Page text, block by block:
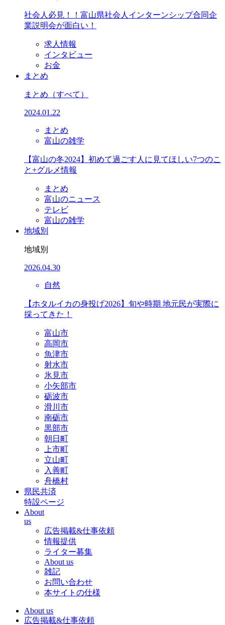
社会人必見！！富山県社会人インターンシップ合同企
業説明会が面白い！
求人情報
インタビュー
お金
まとめ
まとめ （すべて）
2024.01.22
まとめ
富山の雑学
【富山の冬2024】初めて過ごす人に見てほしい7つのこ
と+グルメ情報
まとめ
富山のニュース
テレビ
富山の雑学
地域別
地域別
2026.04.30
自然
【ホタルイカの身投げ2026】旬や時期 地元民が実際に
採ってきた！
富山市
高岡市
魚津市
射水市
氷見市
小矢部市
砺波市
滑川市
南砺市
黒部市
朝日町
上市町
立山町
入善町
舟橋村
県民共済
特設ページ
About
us
広告掲載&仕事依頼
情報提供
ライター募集
About us
雑記
お問い合わせ
本サイトの仕様
About us
広告掲載&仕事依頼